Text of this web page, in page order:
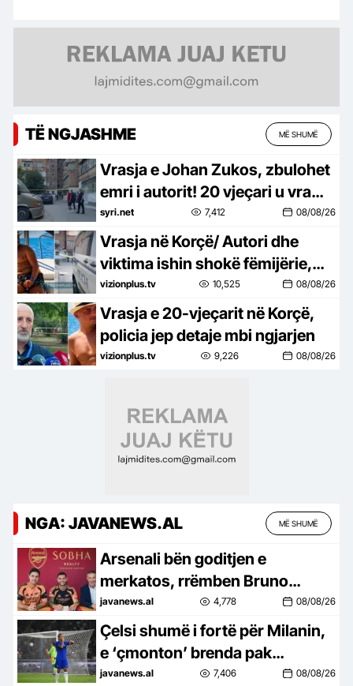
TË NGJASHME MË SHUMË
Vrasja e Johan Zukos, zbulohet
emri i autorit! 20 vjeçari u vra
teksa ngjiste shkallët e katit të
tretë, plumbi e përshkoi tej për
tej
syri.net 7,412 08/08/26
Vrasja në Korçë/ Autori dhe
viktima ishin shokë fëmijërie,
20-vjeçarit iu gjet një thikë në
dorë (DETAJE TË REJA)
vizionplus.tv 10,525 08/08/26
Vrasja e 20-vjeçarit në Korçë,
policia jep detaje mbi ngjarjen
vizionplus.tv 9,226 08/08/26
NGA: JAVANEWS.AL MË SHUMË
Arsenali bën goditjen e
merkatos, rrëmben Bruno
Guimarres nga Njukasëlli për 87
mln euro!
javanews.al 4,778 08/08/26
Çelsi shumë i fortë për Milanin,
e ‘çmonton’ brenda pak
minutash në miqësoren e luksit!
javanews.al 7,406 08/08/26